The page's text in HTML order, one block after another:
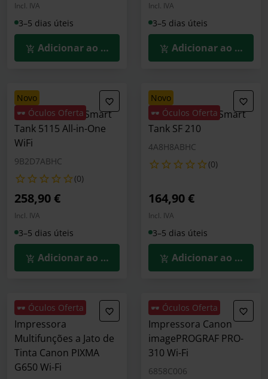
Incl. IVA
3–5 dias úteis
Adicionar ao Carrinho
Incl. IVA
3–5 dias úteis
Adicionar ao
novo
🕶️ Óculos Oferta
Impressora HP Smart
Tank 5115 All-in-One
WiFi
9B2D7ABHC
(0)
258,90 €
Incl. IVA
3–5 dias úteis
Adicionar ao Carrinho
novo
🕶️ Óculos Oferta
Impressora HP Smart
Tank SF 210
4A8H8ABHC
(0)
164,90 €
Incl. IVA
3–5 dias úteis
Adicionar ao
🕶️ Óculos Oferta
Impressora
Multifunções a Jato de
Tinta Canon PIXMA
G650 Wi-Fi
🕶️ Óculos Oferta
Impressora Canon
imagePROGRAF PRO-
310 Wi-Fi
6858C006